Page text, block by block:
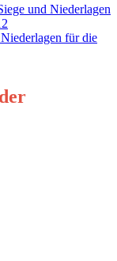
und Niederlagen
für die